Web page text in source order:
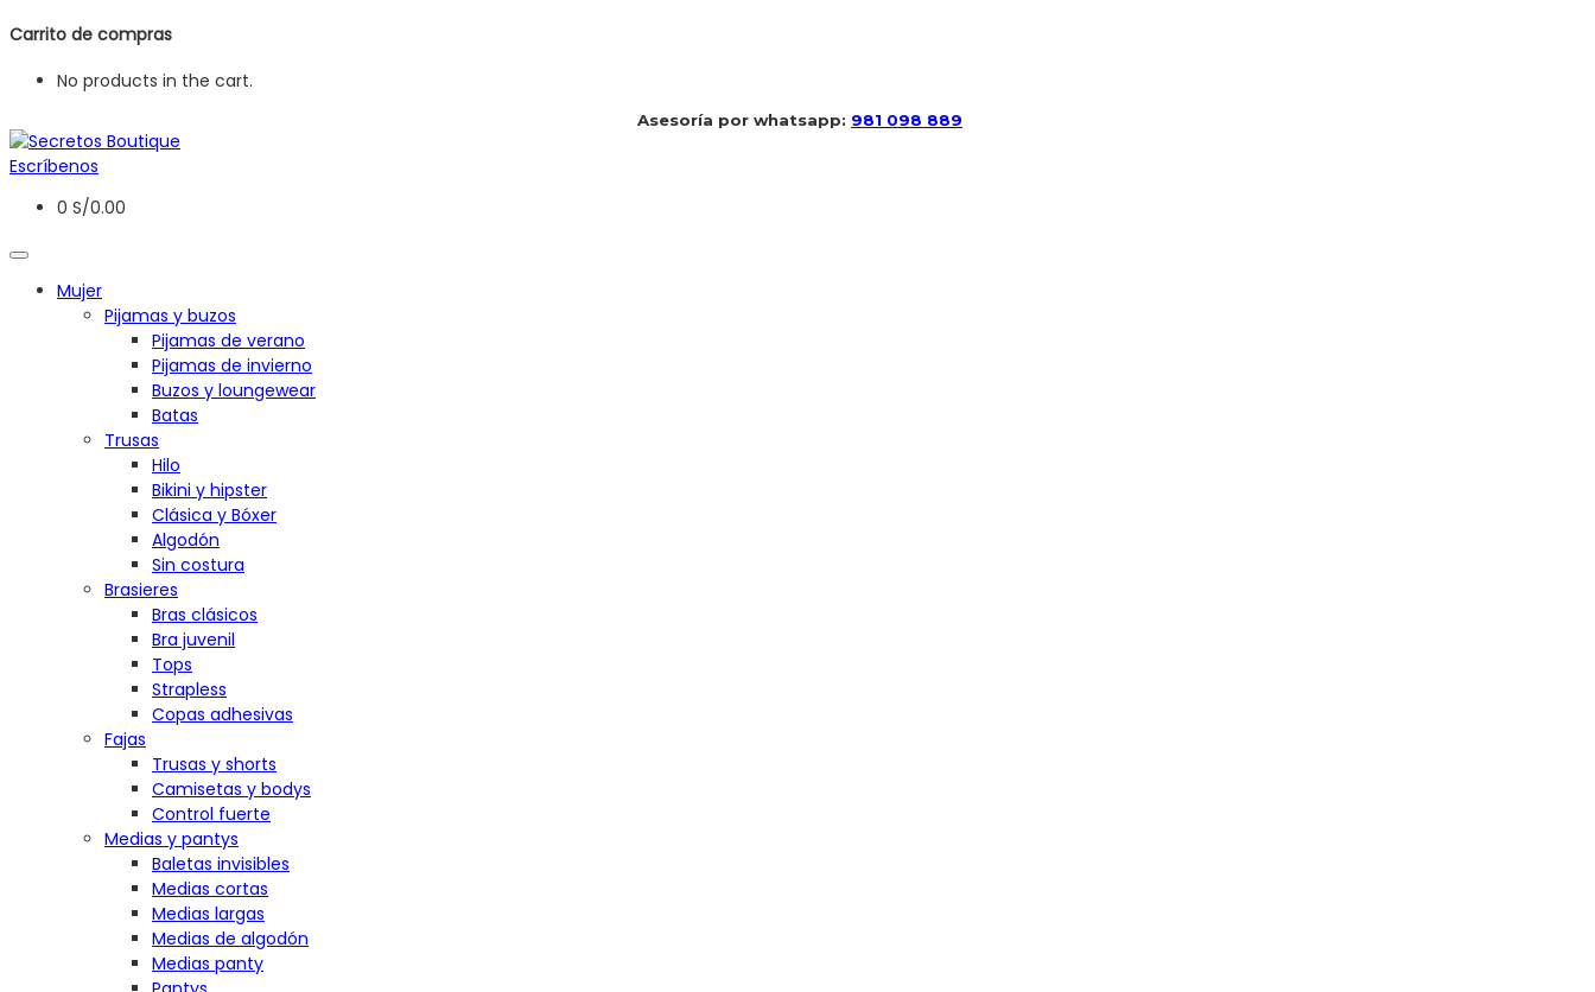
Carrito de compras
No products in the cart.
Asesoría por whatsapp: 981 098 889
Escríbenos
0 S/0.00
Mujer
Pijamas y buzos
Pijamas de verano
Pijamas de invierno
Buzos y loungewear
Batas
Trusas
Hilo
Bikini y hipster
Clásica y Bóxer
Algodón
Sin costura
Brasieres
Bras clásicos
Bra juvenil
Tops
Strapless
Copas adhesivas
Fajas
Trusas y shorts
Camisetas y bodys
Control fuerte
Medias y pantys
Baletas invisibles
Medias cortas
Medias largas
Medias de algodón
Medias panty